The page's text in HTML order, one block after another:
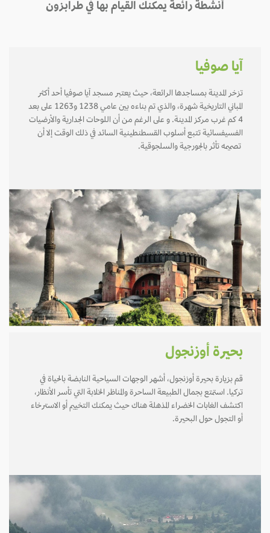
أنشطة رائعة يمكنك القيام بها في طرابزون
آيا صوفيا
تزخر المدينة بمساجدها الرائعة، حيث يعتبر مسجد آيا صوفيا أحد أكثر
المباني التاريخية شهرة، والذي تم بناءه بين عامي 1238 و1263 على بعد
4 كم غرب مركز المدينة. و على الرغم من أن اللوحات الجدارية والأرضيات
الفسيفسائية تتبع أسلوب القسطنطينية السائد في ذلك الوقت إلا أن
تصميمه تأثر بالجورجية والسلجوقية.
بحيرة أوزنجول
قم بزيارة بحيرة أوزنجول، أشهر الوجهات السياحية النابضة بالحياة في
تركيا. استمتع بجمال الطبيعة الساحرة والمناظر الخلابة التي تأسر الأنظار،
اكتشف الغابات الخضراء المذهلة هناك حيث يمكنك التخييم أو الاسترخاء
أو التجول حول البحيرة.